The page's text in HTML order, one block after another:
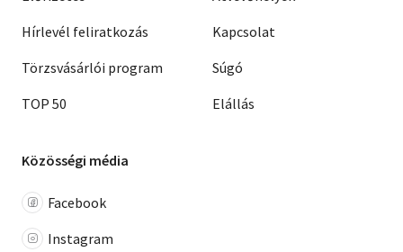
Hírlevél feliratkozás
Törzsvásárlói program
TOP 50
Kapcsolat
Súgó
Elállás
Közösségi média
Facebook
Instagram